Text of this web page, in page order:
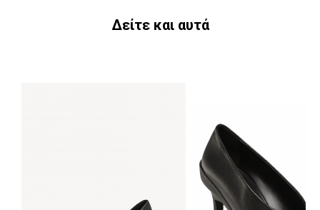
Δείτε και αυτά